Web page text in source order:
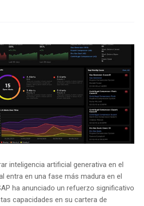
inteligencia artificial generativa en el
entra en una fase más madura en el
ha anunciado un refuerzo significativo
capacidades en su cartera de